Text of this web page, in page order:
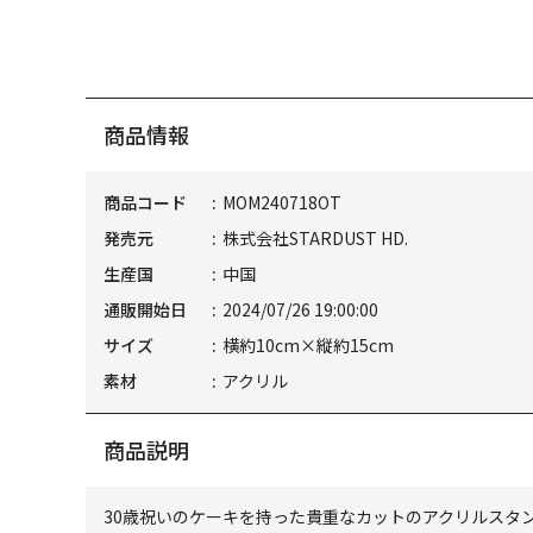
商品情報
商品コード
MOM240718OT
発売元
株式会社STARDUST HD.
生産国
中国
通販開始日
2024/07/26 19:00:00
サイズ
横約10cm×縦約15cm
素材
アクリル
商品説明
30歳祝いのケーキを持った貴重なカットのアクリルスタン